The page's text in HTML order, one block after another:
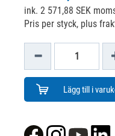
ink. 2 571,88 SEK
Pris per styck, plus
Lägg till i